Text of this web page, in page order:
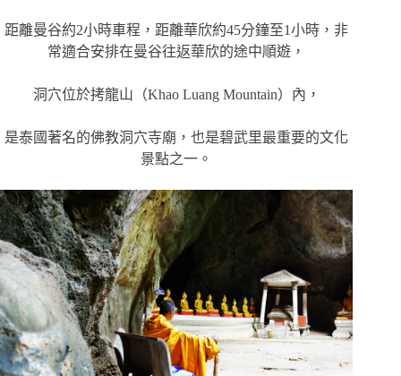
距離曼谷約2小時車程，距離華欣約45分鐘至1小時，非
常適合安排在曼谷往返華欣的途中順遊，
洞穴位於拷龍山（Khao Luang Mountain）內，
是泰國著名的佛教洞穴寺廟，也是碧武里最重要的文化
景點之一。